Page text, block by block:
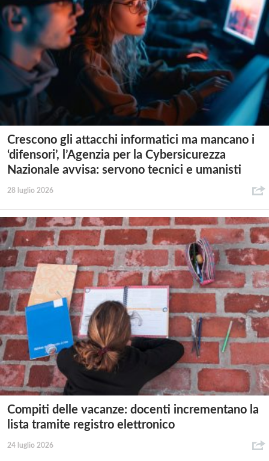
Crescono gli attacchi informatici ma mancano i
‘difensori’, l’Agenzia per la Cybersicurezza
Nazionale avvisa: servono tecnici e umanisti
28 luglio 2026
Compiti delle vacanze: docenti incrementano la
lista tramite registro elettronico
24 luglio 2026